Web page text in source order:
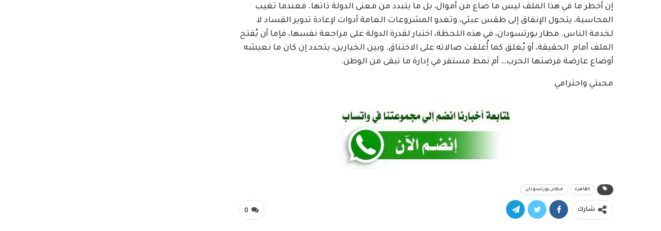
إن أخطر ما في هذا الملف ليس ما ضاع من أموال، بل ما يتبدد من معنى الدولة ذاتها. فعندما تغيب
المحاسبة، يتحول الإنفاق إلى طقس عبثي، وتغدو المشروعات العامة أدوات لإعادة تدوير الفساد لا
لخدمة الناس. مطار بورتسودان، في هذه اللحظة، اختبار لقدرة الدولة على مراجعة نفسها، فإما أن يُفتح
الملف أمام الحقيقة، أو يُغلق كما أُغلقت صالاته على الاختناق. وبين الخيارين، يتحدد إن كان ما نعيشه
أوضاع عارضة فرضتها الحرب… أم نمط مستقر في إدارة ما تبقى من الوطن.
محبتي واحترامي
القاهرة مطار_بورتسودان
0 شارك